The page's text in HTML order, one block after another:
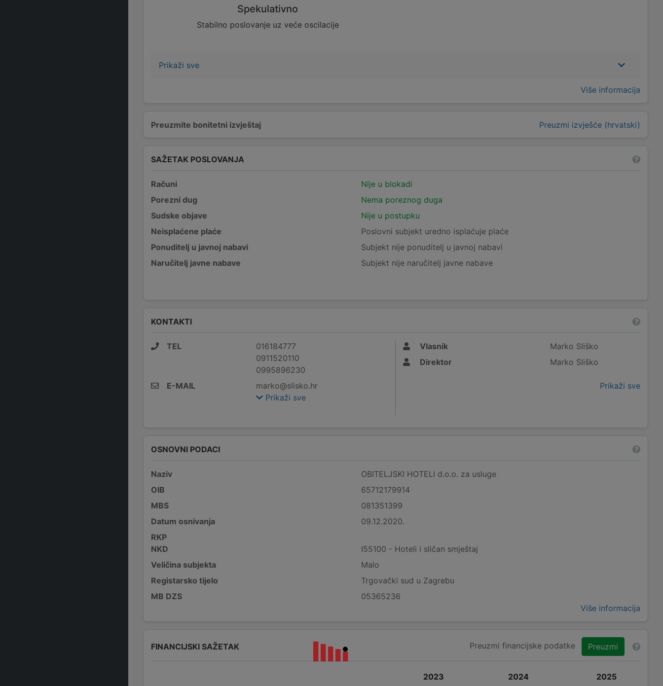
Preuzmite bonitetni izvještaj Preuzmi izvješće (hrvatski)
Spekulativno
Stabilno poslovanje uz veće oscilacije
Prikaži sve
Više informacija
SAŽETAK POSLOVANJA
Računi
Nije u blokadi
Porezni dug
Nema poreznog duga
Sudske objave
Nije u postupku
Neisplaćene plaće
Poslovni subjekt uredno isplaćuje plaće
Ponuditelj u javnoj nabavi
Subjekt nije ponuditelj u javnoj nabavi
Naručitelj javne nabave
Subjekt nije naručitelj javne nabave
KONTAKTI
TEL
016184777
0911520110
0995896230
E-MAIL
marko@slisko.hr
Prikaži sve
Vlasnik
Marko Sliško
Direktor
Marko Sliško
Prikaži sve
OSNOVNI PODACI
Naziv
OBITELJSKI HOTELI d.o.o. za usluge
OIB
65712179914
MBS
081351399
Datum osnivanja
09.12.2020.
RKP
NKD
I55100 - Hoteli i sličan smještaj
Veličina subjekta
Malo
Registarsko tijelo
Trgovački sud u Zagrebu
MB DZS
05365236
Više informacija
FINANCIJSKI SAŽETAK Preuzmi financijske podatke Preuzmi
2023 2024 2025